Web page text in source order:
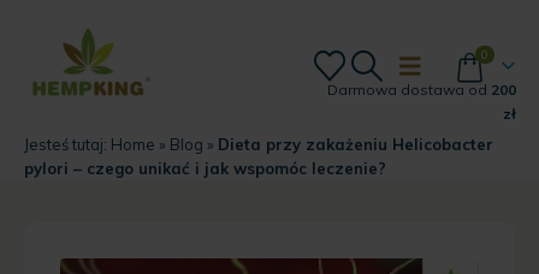
0
Darmowa dostawa od 200
zł
Jesteś tutaj: Home » Blog » Dieta przy zakażeniu Helicobacter
pylori – czego unikać i jak wspomóc leczenie?